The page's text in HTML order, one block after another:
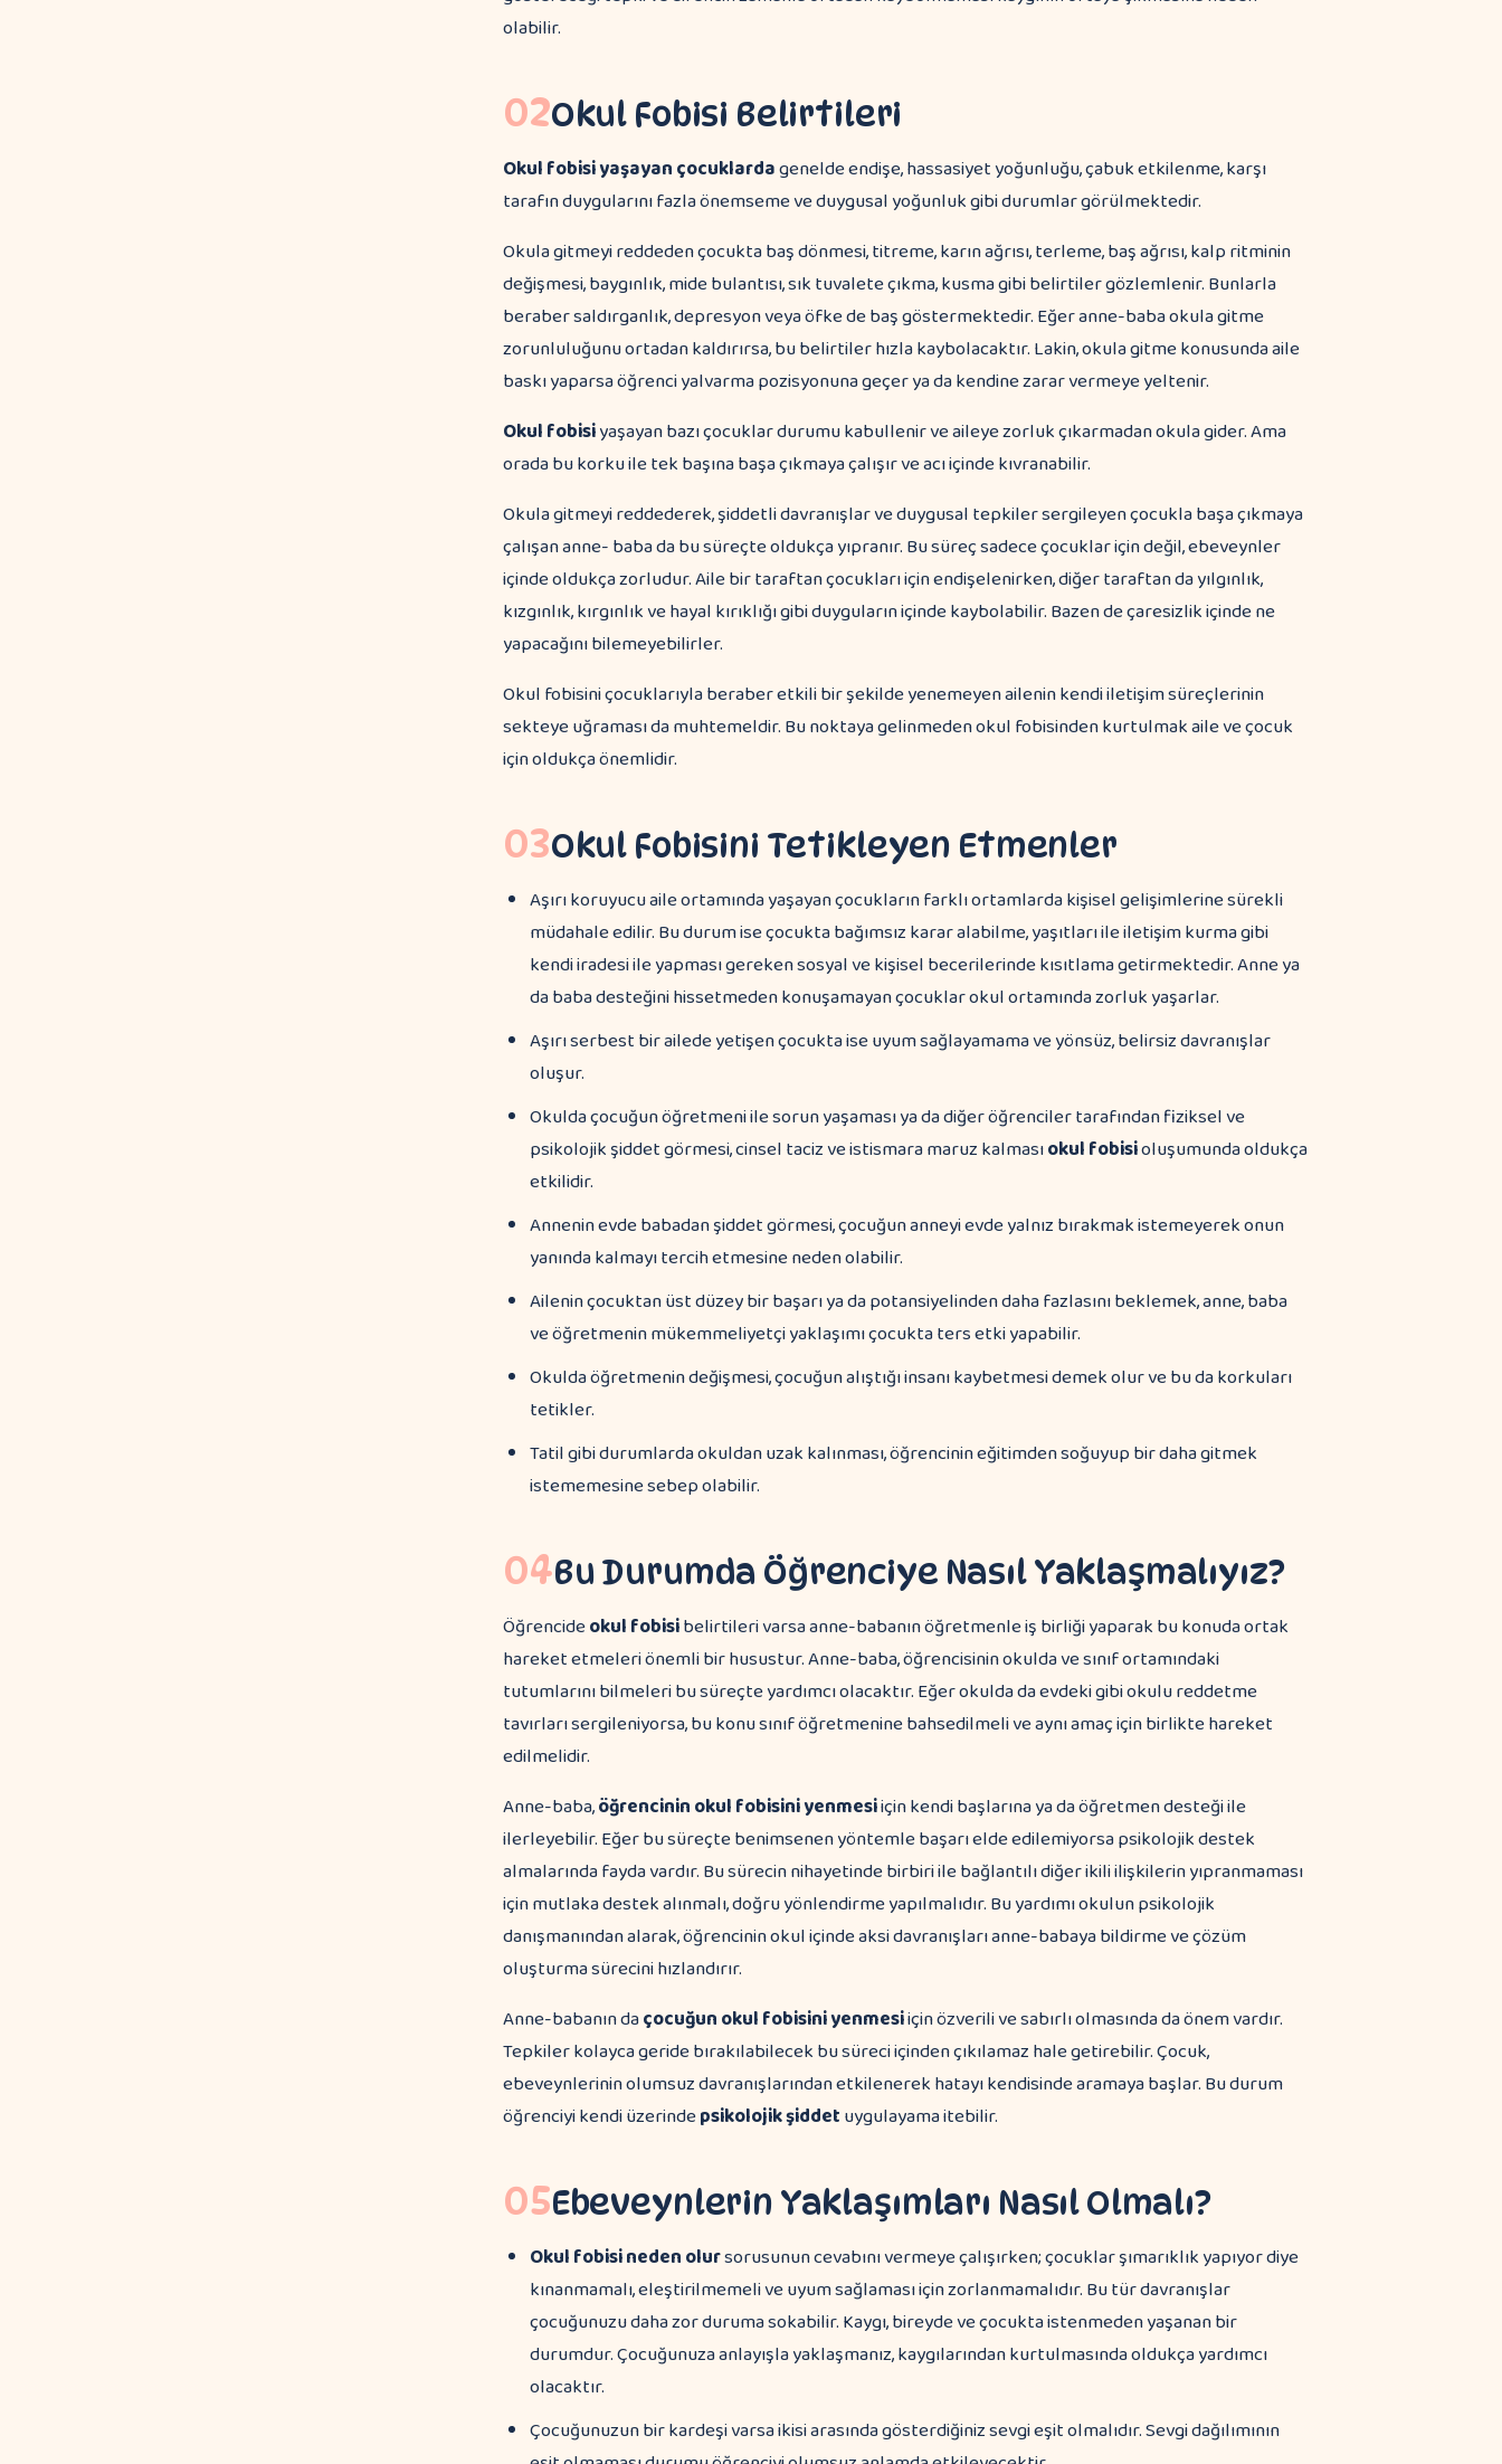
olabilir.
02Okul Fobisi Belirtileri
Okul fobisi yaşayan çocuklardagenelde endişe, hassasiyet yoğunluğu, çabuk etkilenme, karşı
tarafın duygularını fazla önemseme ve duygusal yoğunluk gibi durumlar görülmektedir.
Okula gitmeyi reddeden çocukta baş dönmesi, titreme, karın ağrısı, terleme, baş ağrısı, kalp ritminin
değişmesi, baygınlık, mide bulantısı, sık tuvalete çıkma, kusma gibi belirtiler gözlemlenir. Bunlarla
beraber saldırganlık, depresyon veya öfke de baş göstermektedir. Eğer anne-baba okula gitme
zorunluluğunu ortadan kaldırırsa, bu belirtiler hızla kaybolacaktır. Lakin, okula gitme konusunda aile
baskı yaparsa öğrenci yalvarma pozisyonuna geçer ya da kendine zarar vermeye yeltenir.
Okul fobisiyaşayan bazı çocuklar durumu kabullenir ve aileye zorluk çıkarmadan okula gider. Ama
orada bu korku ile tek başına başa çıkmaya çalışır ve acı içinde kıvranabilir.
Okula gitmeyi reddederek, şiddetli davranışlar ve duygusal tepkiler sergileyen çocukla başa çıkmaya
çalışan anne- baba da bu süreçte oldukça yıpranır. Bu süreç sadece çocuklar için değil, ebeveynler
içinde oldukça zorludur. Aile bir taraftan çocukları için endişelenirken, diğer taraftan da yılgınlık,
kızgınlık, kırgınlık ve hayal kırıklığı gibi duyguların içinde kaybolabilir. Bazen de çaresizlik içinde ne
yapacağını bilemeyebilirler.
Okul fobisini çocuklarıyla beraber etkili bir şekilde yenemeyen ailenin kendi iletişim süreçlerinin
sekteye uğraması da muhtemeldir. Bu noktaya gelinmeden okul fobisinden kurtulmak aile ve çocuk
için oldukça önemlidir.
03Okul Fobisini Tetikleyen Etmenler
Aşırı koruyucu aile ortamında yaşayan çocukların farklı ortamlarda kişisel gelişimlerine sürekli
müdahale edilir. Bu durum ise çocukta bağımsız karar alabilme, yaşıtları ile iletişim kurma gibi
kendi iradesi ile yapması gereken sosyal ve kişisel becerilerinde kısıtlama getirmektedir. Anne ya
da baba desteğini hissetmeden konuşamayan çocuklar okul ortamında zorluk yaşarlar.
Aşırı serbest bir ailede yetişen çocukta ise uyum sağlayamama ve yönsüz, belirsiz davranışlar
oluşur.
Okulda çocuğun öğretmeni ile sorun yaşaması ya da diğer öğrenciler tarafından fiziksel ve
psikolojik şiddet görmesi, cinsel taciz ve istismara maruz kalmasıokul fobisioluşumunda oldukça
etkilidir.
Annenin evde babadan şiddet görmesi, çocuğun anneyi evde yalnız bırakmak istemeyerek onun
yanında kalmayı tercih etmesine neden olabilir.
Ailenin çocuktan üst düzey bir başarı ya da potansiyelinden daha fazlasını beklemek, anne, baba
ve öğretmenin mükemmeliyetçi yaklaşımı çocukta ters etki yapabilir.
Okulda öğretmenin değişmesi, çocuğun alıştığı insanı kaybetmesi demek olur ve bu da korkuları
tetikler.
Tatil gibi durumlarda okuldan uzak kalınması, öğrencinin eğitimden soğuyup bir daha gitmek
istememesine sebep olabilir.
04Bu Durumda Öğrenciye Nasıl Yaklaşmalıyız?
Öğrencideokul fobisibelirtileri varsa anne-babanın öğretmenle iş birliği yaparak bu konuda ortak
hareket etmeleri önemli bir husustur. Anne-baba, öğrencisinin okulda ve sınıf ortamındaki
tutumlarını bilmeleri bu süreçte yardımcı olacaktır. Eğer okulda da evdeki gibi okulu reddetme
tavırları sergileniyorsa, bu konu sınıf öğretmenine bahsedilmeli ve aynı amaç için birlikte hareket
edilmelidir.
Anne-baba,öğrencinin okul fobisini yenmesiiçin kendi başlarına ya da öğretmen desteği ile
ilerleyebilir. Eğer bu süreçte benimsenen yöntemle başarı elde edilemiyorsa psikolojik destek
almalarında fayda vardır. Bu sürecin nihayetinde birbiri ile bağlantılı diğer ikili ilişkilerin yıpranmaması
için mutlaka destek alınmalı, doğru yönlendirme yapılmalıdır. Bu yardımı okulun psikolojik
danışmanından alarak, öğrencinin okul içinde aksi davranışları anne-babaya bildirme ve çözüm
oluşturma sürecini hızlandırır.
Anne-babanın daçocuğun okul fobisini yenmesiiçin özverili ve sabırlı olmasında da önem vardır.
Tepkiler kolayca geride bırakılabilecek bu süreci içinden çıkılamaz hale getirebilir. Çocuk,
ebeveynlerinin olumsuz davranışlarından etkilenerek hatayı kendisinde aramaya başlar. Bu durum
öğrenciyi kendi üzerindepsikolojik şiddetuygulayama itebilir.
05Ebeveynlerin Yaklaşımları Nasıl Olmalı?
Okul fobisi neden olursorusunun cevabını vermeye çalışırken; çocuklar şımarıklık yapıyor diye
kınanmamalı, eleştirilmemeli ve uyum sağlaması için zorlanmamalıdır. Bu tür davranışlar
çocuğunuzu daha zor duruma sokabilir. Kaygı, bireyde ve çocukta istenmeden yaşanan bir
durumdur. Çocuğunuza anlayışla yaklaşmanız, kaygılarından kurtulmasında oldukça yardımcı
olacaktır.
Çocuğunuzun bir kardeşi varsa ikisi arasında gösterdiğiniz sevgi eşit olmalıdır. Sevgi dağılımının